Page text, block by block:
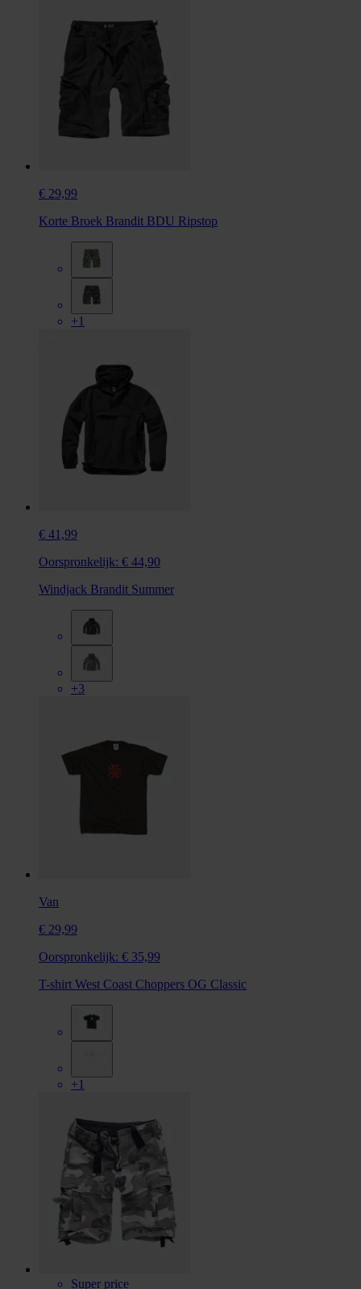
€ 29,99
Korte Broek Brandit BDU Ripstop
+1
€ 41,99
Oorspronkelijk: € 44,90
Windjack Brandit Summer
+3
Van
€ 29,99
Oorspronkelijk: € 35,99
T-shirt West Coast Choppers OG Classic
+1
Super price